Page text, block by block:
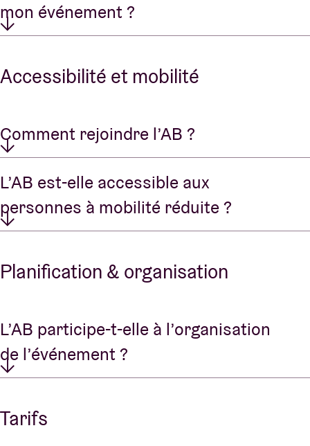
mon événement ?
Accessibilité et mobilité
Comment rejoindre l’AB ?
L’AB est-elle accessible aux
personnes à mobilité réduite ?
Planification & organisation
L’AB participe-t-elle à l’organisation
de l’événement ?
Tarifs